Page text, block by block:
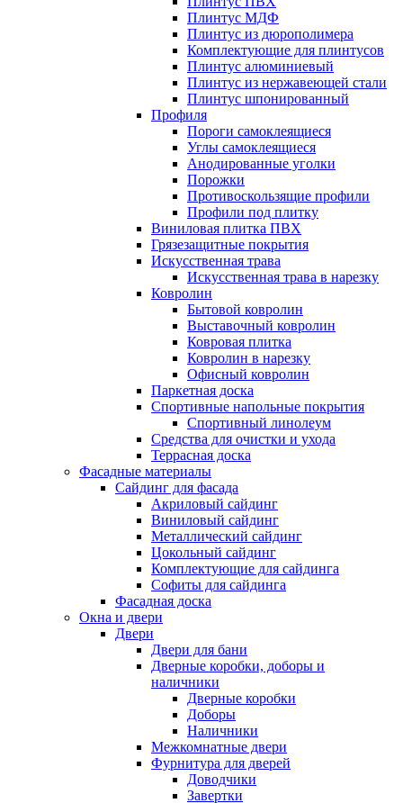
Плинтус МДФ
Плинтус из дюрополимера
Комплектующие для плинтусов
Плинтус алюминиевый
Плинтус из нержавеющей стали
Плинтус шпонированный
Профиля
Пороги самоклеящиеся
Углы самоклеящиеся
Анодированные уголки
Порожки
Противоскользящие профили
Профили под плитку
Виниловая плитка ПВХ
Грязезащитные покрытия
Искусственная трава
Искусственная трава в нарезку
Ковролин
Бытовой ковролин
Выставочный ковролин
Ковровая плитка
Ковролин в нарезку
Офисный ковролин
Паркетная доска
Спортивные напольные покрытия
Спортивный линолеум
Средства для очистки и ухода
Террасная доска
Фасадные материалы
Сайдинг для фасада
Акриловый сайдинг
Виниловый сайдинг
Металлический сайдинг
Цокольный сайдинг
Комплектующие для сайдинга
Софиты для сайдинга
Фасадная доска
Окна и двери
Двери
Двери для бани
Дверные коробки, доборы и
наличники
Дверные коробки
Доборы
Наличники
Межкомнатные двери
Фурнитура для дверей
Доводчики
Завертки